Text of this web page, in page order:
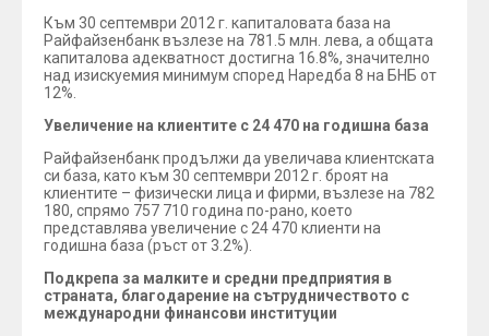
Към 30 септември 2012 г. капиталовата база на
Райфайзенбанк възлезе на 781.5 млн. лева, а общата
капиталова адекватност достигна 16.8%, значително
над изискуемия минимум според Наредба 8 на БНБ от
12%.
Увеличение на клиентите с 24 470 на годишна база
Райфайзенбанк продължи да увеличава клиентската
си база, като към 30 септември 2012 г. броят на
клиентите – физически лица и фирми, възлезе на 782
180, спрямо 757 710 година по-рано, което
представлява увеличение с 24 470 клиенти на
годишна база (ръст от 3.2%).
Подкрепа за малките и средни предприятия в
страната, благодарение на сътрудничеството с
международни финансови институции